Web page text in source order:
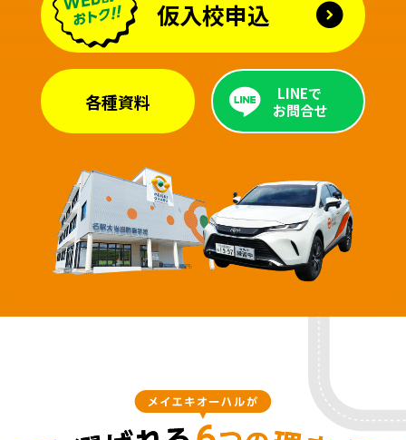
仮入校申込
各種資料
LINEで
お問合せ